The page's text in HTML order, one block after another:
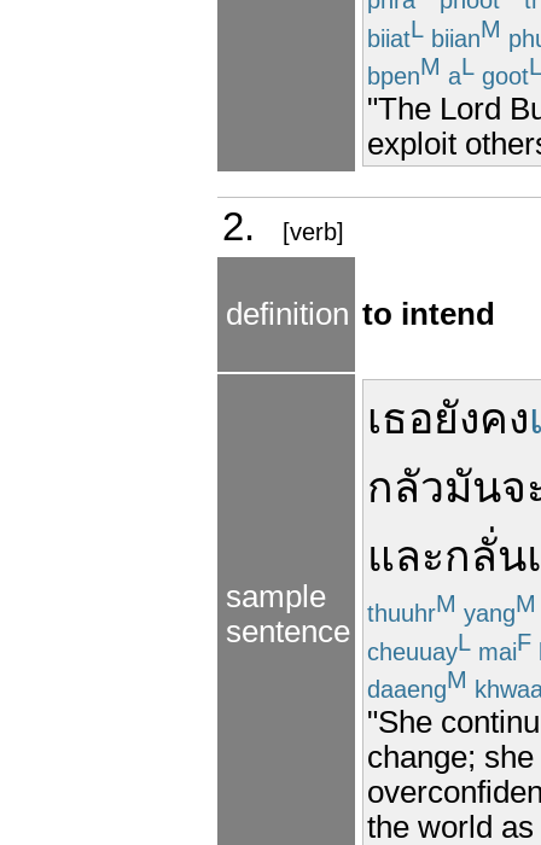
biiatL biianM
bpenM aL gootL
"The Lord
exploit
2. [verb]
definition to intend
sample
sentence
เธอยังคง
กลัวมันจ
และกลั่น
thuuhrM yangM
cheuuayL maiF
daaengM
"She
change;
the world